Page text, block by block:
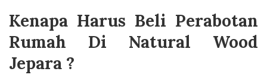
Kenapa Harus Beli Perabotan
Rumah Di Natural Wood
Jepara ?